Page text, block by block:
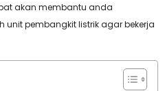
akan membantu anda
pembangkit listrik agar bekerja